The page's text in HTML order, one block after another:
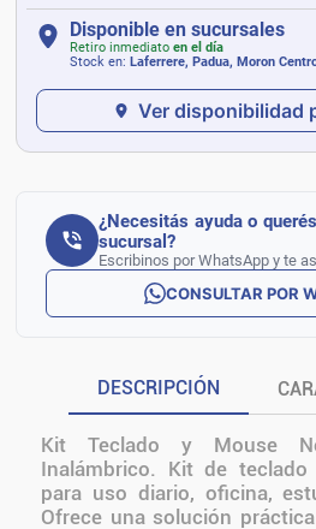
Disponible en sucursales
Retiro inmediato en el día
Stock en: Laferrere, Padua, Moron
Ver disponibilidad
¿Necesitás ayuda o
sucursal?
Escribinos por WhatsApp y te
CONSULTAR POR
DESCRIPCIÓN
Kit Teclado y Mouse
Inalámbrico. Kit de
para uso diario, oficina,
Ofrece una solución